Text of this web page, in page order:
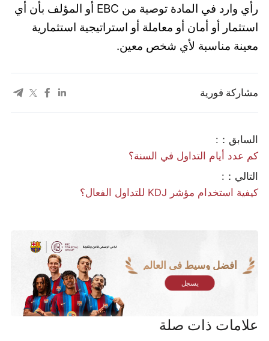
رأي وارد في المادة توصية من EBC أو المؤلف بأن أي
استثمار أو أمان أو معاملة أو استراتيجية استثمارية
معينة مناسبة لأي شخص معين.
مشاركة فورية
السابق：:
كم عدد أيام التداول في السنة؟
التالي：:
كيفية استخدام مؤشر KDJ للتداول الفعال؟
أفضل وسيط في العالم
يسجل
علامات ذات صلة